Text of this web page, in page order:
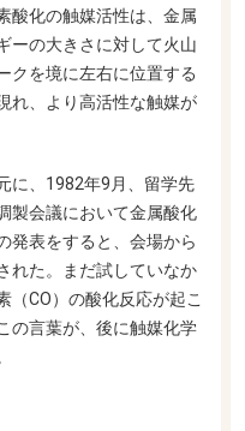
酸化の触媒活性は、金属
ーの大きさに対して火山
クを境に左右に位置する
れ、より高活性な触媒が
に、1982年9月、留学先
製会議において金属酸化
発表をすると、会場から
れた。まだ試していなか
（CO）の酸化反応が起こ
の言葉が、後に触媒化学